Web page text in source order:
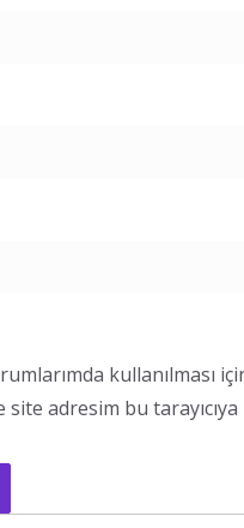
kullanılması
adresim bu